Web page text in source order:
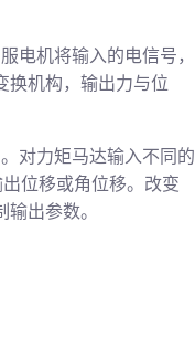
电机将输入的电信号，
换机构，输出力与位
对力矩马达输入不同的
位移或角位移。改变
出参数。